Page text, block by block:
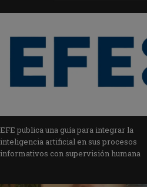
EFE publica una guía para integrar la
inteligencia artificial en sus procesos
informativos con supervisión humana